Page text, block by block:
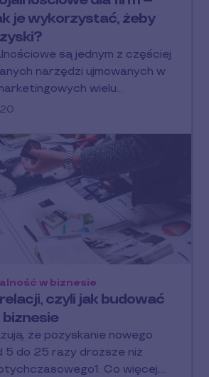
je wykorzystać, żeby
są jednym z częściej
narzędzi ujmowanych w
wielu…
czyli jak budować
w biznesie
że pozyskanie nowego
5 do 25 razy droższe niż
Co więcej,…